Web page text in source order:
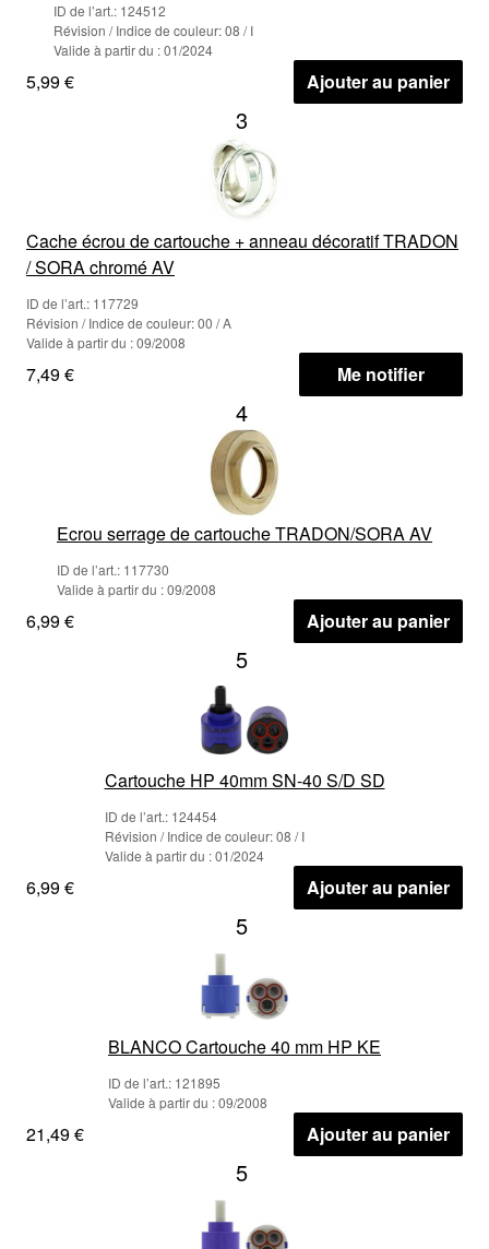
ID de l’art.: 124512
Révision / Indice de couleur: 08 / I
Valide à partir du : 01/2024
5,99 € Ajouter au panier
3
Cache écrou de cartouche + anneau décoratif TRADON
/ SORA chromé AV
ID de l’art.: 117729
Révision / Indice de couleur: 00 / A
Valide à partir du : 09/2008
7,49 € Me notifier
4
Ecrou serrage de cartouche TRADON/SORA AV
ID de l’art.: 117730
Valide à partir du : 09/2008
6,99 € Ajouter au panier
5
Cartouche HP 40mm SN-40 S/D SD
ID de l’art.: 124454
Révision / Indice de couleur: 08 / I
Valide à partir du : 01/2024
6,99 € Ajouter au panier
5
BLANCO Cartouche 40 mm HP KE
ID de l’art.: 121895
Valide à partir du : 09/2008
21,49 € Ajouter au panier
5